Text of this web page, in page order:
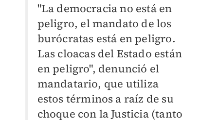
"La democracia no está en
peligro, el mandato de los
burócratas está en peligro.
Las cloacas del Estado están
en peligro", denunció el
mandatario, que utiliza
estos términos a raíz de su
choque con la Justicia (tanto